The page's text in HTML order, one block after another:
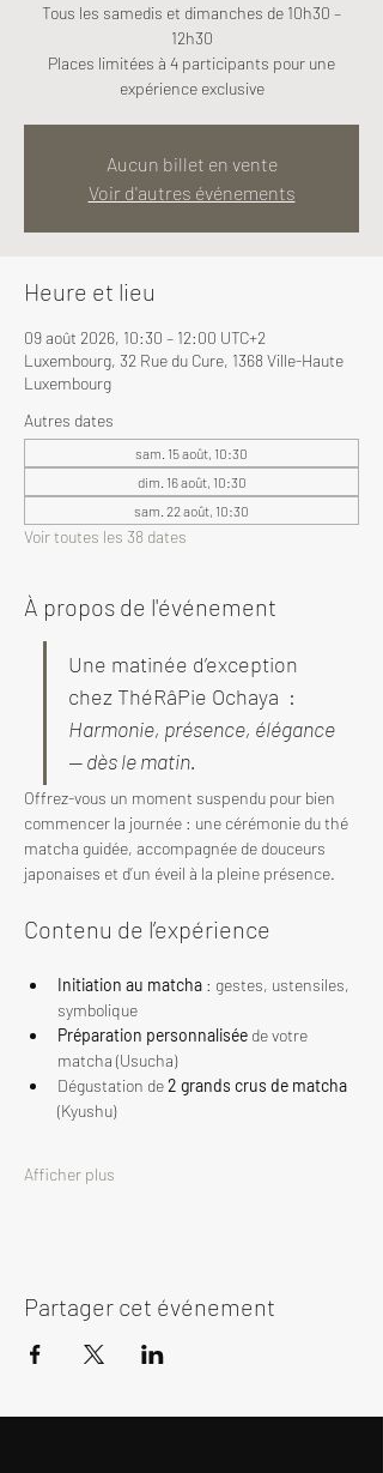
Tous les samedis et dimanches de 10h30 –
12h30
Places limitées à 4 participants pour une
expérience exclusive
Aucun billet en vente
Voir d'autres événements
Heure et lieu
09 août 2026, 10:30 – 12:00 UTC+2
Luxembourg, 32 Rue du Cure, 1368 Ville-Haute
Luxembourg
Autres dates
sam. 15 août, 10:30
dim. 16 août, 10:30
sam. 22 août, 10:30
Voir toutes les 38 dates
À propos de l'événement
Une matinée d’exception
chez ThéRâPie Ochaya  :
Harmonie, présence, élégance
— dès le matin.
Offrez-vous un moment suspendu pour bien
commencer la journée : une cérémonie du thé
matcha guidée, accompagnée de douceurs
japonaises et d’un éveil à la pleine présence.
Contenu de l’expérience
Initiation au matcha : gestes, ustensiles,
symbolique
Préparation personnalisée de votre
matcha (Usucha)
Dégustation de 2 grands crus de matcha
(Kyushu)
Afficher plus
Partager cet événement